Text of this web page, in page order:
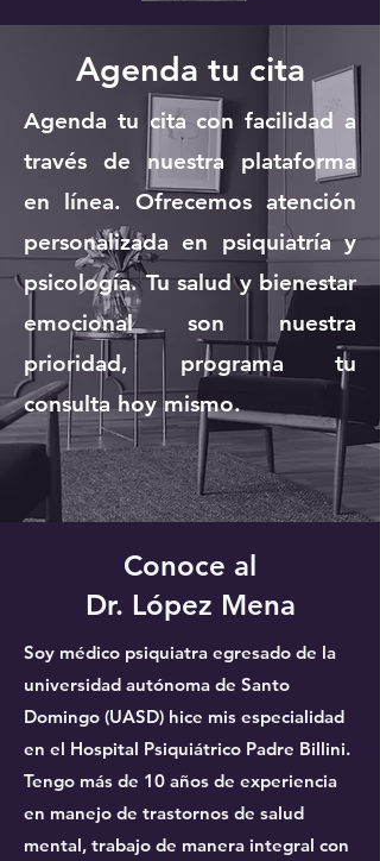
Agenda tu cita
Agenda tu cita con facilidad a
través de nuestra plataforma
en línea. Ofrecemos atención
personalizada en psiquiatría y
psicología. Tu salud y bienestar
emocional son nuestra
prioridad, programa tu
consulta hoy mismo.
Conoce al
Dr. López Mena
Soy médico psiquiatra egresado de la
universidad autónoma de Santo
Domingo (UASD) hice mis especialidad
en el Hospital Psiquiátrico Padre Billini.
Tengo más de 10 años de experiencia
en manejo de trastornos de salud
mental, trabajo de manera integral con